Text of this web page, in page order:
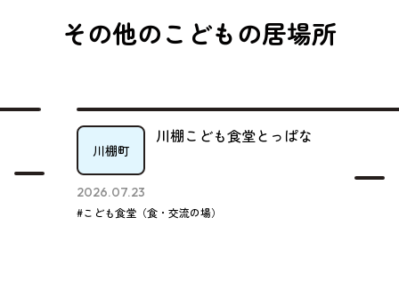
その他のこどもの居場所
川棚こども食堂とっぱな
2026.07.23
#こども食堂（食・交流の場）